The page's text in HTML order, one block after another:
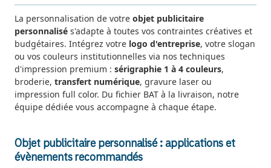
La personnalisation de votre objet publicitaire
personnalisé s'adapte à toutes vos contraintes créatives et
budgétaires. Intégrez votre logo d'entreprise, votre slogan
ou vos couleurs institutionnelles via nos techniques
d'impression premium : sérigraphie 1 à 4 couleurs,
broderie, transfert numérique, gravure laser ou
impression full color. Du fichier BAT à la livraison, notre
équipe dédiée vous accompagne à chaque étape.
Objet publicitaire personnalisé : applications et
évènements recommandés